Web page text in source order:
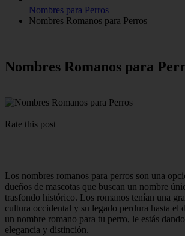
Nombres para Perros
Nombres Romanos para Perros
Nombres Romanos para
Rate this post
Los nombres romanos para perros son una
dueños de mascotas que buscan un nombre
trasfondo histórico. Los romanos tenían una
cultura occidental y su legado perdura hasta el
un nombre romano para tu perro, le estás
elegancia y distinción.